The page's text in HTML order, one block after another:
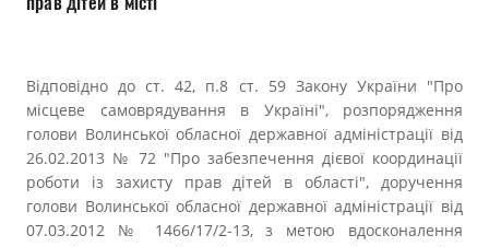
Відповідно до ст. 42, п.8 ст. 59 Закону України "Про
місцеве самоврядування в Україні", розпорядження
голови Волинської обласної державної адміністрації від
26.02.2013 № 72 "Про забезпечення дієвої координації
роботи із захисту прав дітей в області", доручення
голови Волинської обласної державної адміністрації від
07.03.2012 № 1466/17/2-13, з метою вдосконалення